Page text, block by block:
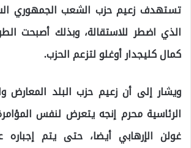
تستهدف زعيم حزب الشعب الجمهوري
الذي اضطر للاستقالة، وبذلك أصبحت
كمال كليجدار أوغلو لتزعم الحزب.
ويشار إلى أن زعيم حزب البلد المعارض
الرئاسية محرم إنجه يتعرض لنفس
غولن الإرهابي أيضا، حتى يتم